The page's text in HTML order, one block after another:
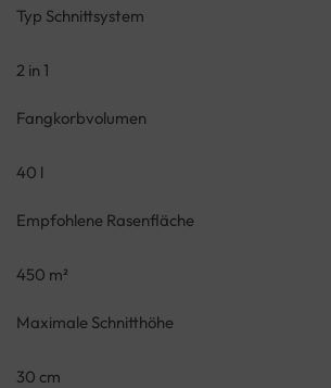
Typ Schnittsystem
2 in 1
Fangkorbvolumen
40 l
Empfohlene Rasenfläche
450 m²
Maximale Schnitthöhe
30 cm